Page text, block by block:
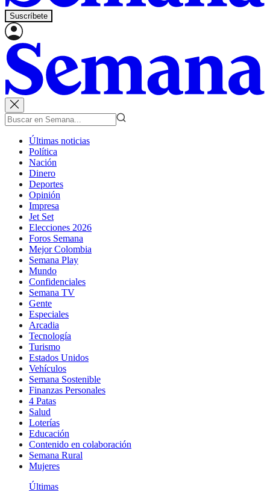
Suscríbete
Últimas noticias
Política
Nación
Dinero
Deportes
Opinión
Impresa
Jet Set
Elecciones 2026
Foros Semana
Mejor Colombia
Semana Play
Mundo
Confidenciales
Semana TV
Gente
Especiales
Arcadia
Tecnología
Turismo
Estados Unidos
Vehículos
Semana Sostenible
Finanzas Personales
4 Patas
Salud
Loterías
Educación
Contenido en colaboración
Semana Rural
Mujeres
Últimas